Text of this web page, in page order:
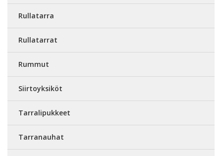
Rullatarra
Rullatarrat
Rummut
Siirtoyksiköt
Tarralipukkeet
Tarranauhat